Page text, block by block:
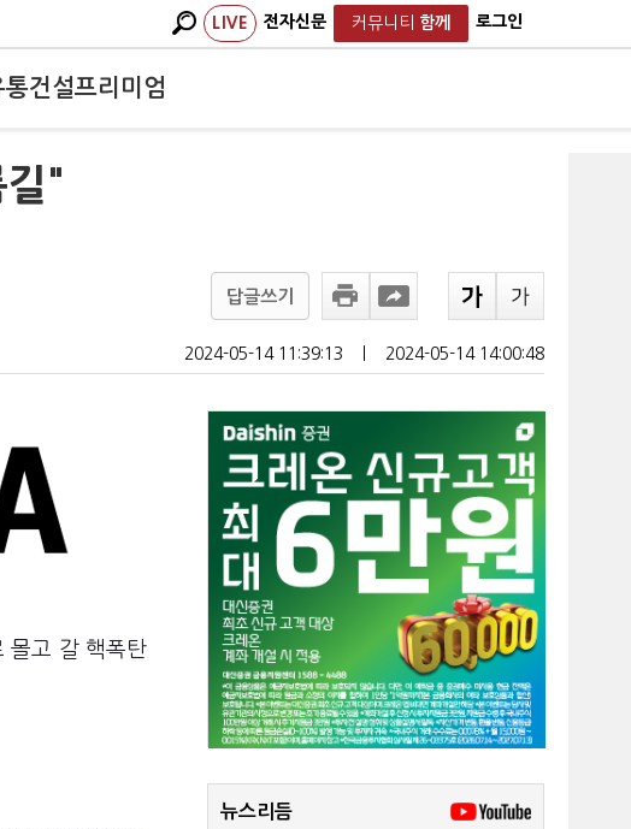
LIVE 전자신문 커뮤니티 함께 로그인
통건설프리미엄
"
답글쓰기
2024-05-14 11:39:13 2024-05-14 14:00:48
몰고 갈 핵폭탄
뉴스리듬